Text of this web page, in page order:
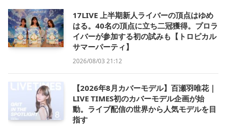
17LIVE 上半期新人ライバーの頂点はゆめ
はる。40名の頂点に立ち二冠獲得。プロラ
イバーが参加する初の試みも【トロピカル
サマーパーティ】
2026/08/03 21:12
【2026年8月カバーモデル】百瀬羽唯花｜
LIVE TIMES初のカバーモデル企画が始
動。ライブ配信の世界から人気モデルを目
指す